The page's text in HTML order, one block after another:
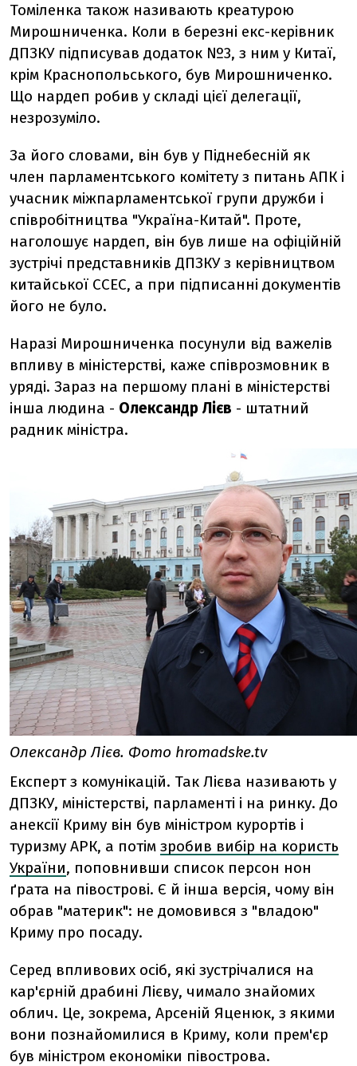
Томіленка також називають креатурою
Мирошниченка. Коли в березні екс-керівник
ДПЗКУ підписував додаток №3, з ним у Китаї,
крім Краснопольського, був Мирошниченко.
Що нардеп робив у складі цієї делегації,
незрозуміло.
За його словами, він був у Піднебесній як
член парламентського комітету з питань АПК і
учасник міжпарламентської групи дружби і
співробітництва "Україна-Китай". Проте,
наголошує нардеп, він був лише на офіційній
зустрічі представників ДПЗКУ з керівництвом
китайської ССЕС, а при підписанні документів
його не було.
Наразі Мирошниченка посунули від важелів
впливу в міністерстві, каже співрозмовник в
уряді. Зараз на першому плані в міністерстві
інша людина - Олександр Лієв - штатний
радник міністра.
Олександр Лієв. Фото hromadske.tv
Експерт з комунікацій. Так Лієва називають у
ДПЗКУ, міністерстві, парламенті і на ринку. До
анексії Криму він був міністром курортів і
туризму АРК, а потім зробив вибір на користь
України, поповнивши список персон нон
ґрата на півострові. Є й інша версія, чому він
обрав "материк": не домовився з "владою"
Криму про посаду.
Серед впливових осіб, які зустрічалися на
кар'єрній драбині Лієву, чимало знайомих
облич. Це, зокрема, Арсеній Яценюк, з якими
вони познайомилися в Криму, коли прем'єр
був міністром економіки півострова.